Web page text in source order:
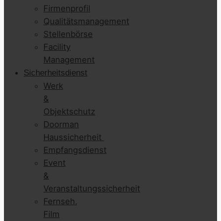
Firmenprofil
Qualitätsmanagement
Stellenbörse
Facility
Management
Sicherheitsdienst
Werk
&
Objektschutz
Doorman
Haussicherheit
Empfangsdienst
Event
&
Veranstaltungssicherheit
Fernseh,
Film